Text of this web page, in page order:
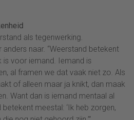
als tegenwerking.
naar. “Weerstand betekent
is voor iemand. Iemand is
al framen we dat vaak niet zo. Als
of alleen maar ja knikt, dan maak
Want dan is iemand mentaal al
meestal: ‘Ik heb zorgen,